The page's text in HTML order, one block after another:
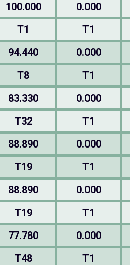
100.000 0.000
T1 T1
94.440 0.000
T8 T1
83.330 0.000
T32 T1
88.890 0.000
T19 T1
88.890 0.000
T19 T1
77.780 0.000
T48 T1